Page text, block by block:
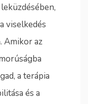
viselkedés
Amikor az
a terápia
és a